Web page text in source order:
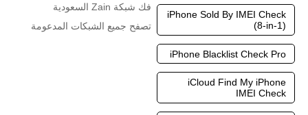
iPhone Sold By IMEI Check
(8-in-1)
iPhone Blacklist Check Pro
iCloud Find My iPhone
IMEI Check
فك شبكة Zain السعودية
تصفح جميع الشبكات المدعومة